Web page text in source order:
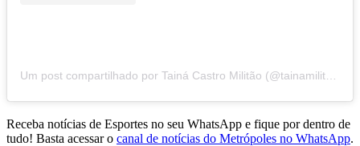
Receba notícias de Esportes no seu WhatsApp e fique por dentro de
tudo! Basta acessar o canal de notícias do Metrópoles no WhatsApp.